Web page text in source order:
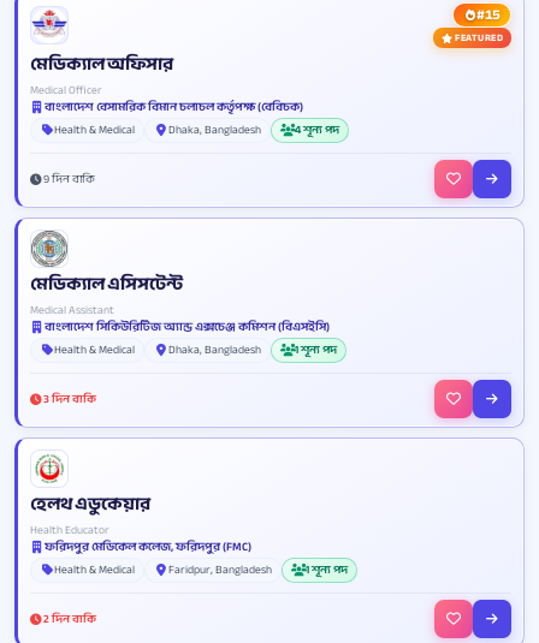
#15
FEATURED
মেডিক্যাল অফিসার
Medical Officer
বাংলাদেশ বেসামরিক বিমান চলাচল কর্তৃপক্ষ (বেবিচক)
Health & Medical
Dhaka, Bangladesh 4 শূন্য পদ
9 দিন বাকি
মেডিক্যাল এসিসটেন্ট
Medical Assistant
বাংলাদেশ সিকিউরিটিজ অ্যান্ড এক্সচেঞ্জ কমিশন (বিএসইসি)
Health & Medical
Dhaka, Bangladesh 1 শূন্য পদ
3 দিন বাকি
হেলথ এডুকেয়ার
Health Educator
ফরিদপুর মেডিকেল কলেজ, ফরিদপুর (FMC)
Health & Medical
Faridpur, Bangladesh 1 শূন্য পদ
2 দিন বাকি